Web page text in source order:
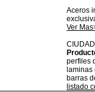
Aceros
Ver
perfiles
barras
listado